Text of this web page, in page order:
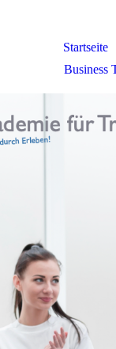
Startseite
Business